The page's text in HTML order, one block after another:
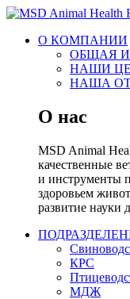
О КОМПАНИИ
ОБЩАЯ
НАШИ
НАША
О нас
MSD Animal
качественные
и инструменты
здоровьем
развитие науки
КРС
МДЖ